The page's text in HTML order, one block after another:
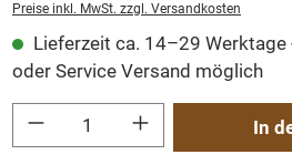
Preise inkl. MwSt. zzgl. Versandkosten
Lieferzeit ca. 14–29 Werktage
oder Service Versand möglich
Produkt Anzahl: Gib den gewünschten Wert
In